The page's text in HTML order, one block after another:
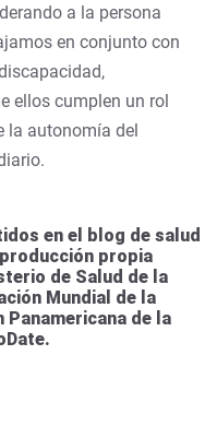
a la persona
en conjunto con
ellos cumplen un rol
la autonomía del
en el blog de salud
producción propia
de Salud de la
Mundial de la
Panamericana de la